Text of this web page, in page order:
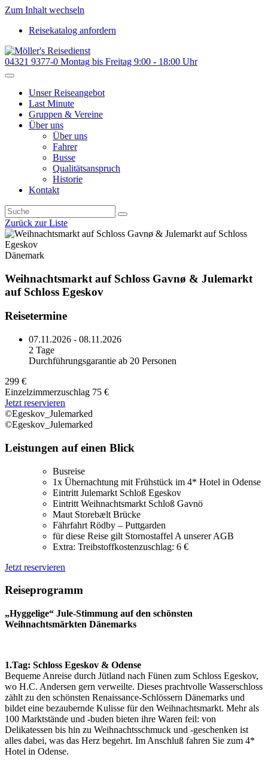
Zum Inhalt wechseln
Reisekatalog anfordern
04321 9377-0 Montag bis Freitag 9:00 - 18:00 Uhr
Unser Reiseangebot
Last Minute
Gruppen & Vereine
Über uns
Über uns
Fahrer
Busse
Qualitätsanspruch
Historie
Kontakt
Zurück zur Liste
Dänemark
Weihnachtsmarkt auf Schloss Gavnø & Julemarkt
auf Schloss Egeskov
Reisetermine
07.11.2026 - 08.11.2026
2 Tage
Durchführungsgarantie ab 20 Personen
299 €
Einzelzimmerzuschlag 75 €
Jetzt reservieren
©Egeskov_Julemarked
©Egeskov_Julemarked
Leistungen auf einen Blick
Busreise
1x Übernachtung mit Frühstück im 4* Hotel in Odense
Eintritt Julemarkt Schloß Egeskov
Eintritt Weihnachtsmarkt Schloß Gavnö
Maut Storebælt Brücke
Fährfahrt Rödby – Puttgarden
für diese Reise gilt Stornostaffel A unserer AGB
Extra: Treibstoffkostenzuschlag: 6 €
Jetzt reservieren
Reiseprogramm
„Hyggelige“ Jule-Stimmung auf den schönsten
Weihnachtsmärkten Dänemarks
1.Tag: Schloss Egeskov & Odense
Bequeme Anreise durch Jütland nach Fünen zum Schloss Egeskov,
wo H.C. Andersen gern verweilte. Dieses prachtvolle Wasserschloss
zählt zu den schönsten Renaissance-Schlössern Dänemarks und
bildet eine bezaubernde Kulisse für den Weihnachtsmarkt. Mehr als
100 Marktstände und -buden bieten ihre Waren feil: von
Delikatessen bis hin zu Weihnachtsschmuck und -geschenken ist
alles dabei, was das Herz begehrt. Im Anschluß fahren Sie zum 4*
Hotel in Odense.